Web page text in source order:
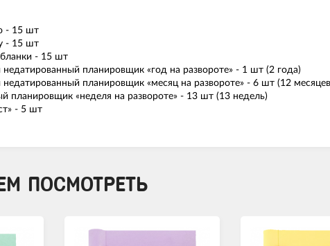
- 15 шт
- 15 шт
- 15 шт
планировщик «год на развороте» - 1 шт (2 года)
планировщик «месяц на развороте» - 6 шт (12
планировщик «неделя на развороте» - 13 шт (13 недель)
- 5 шт
ПОСМОТРЕТЬ